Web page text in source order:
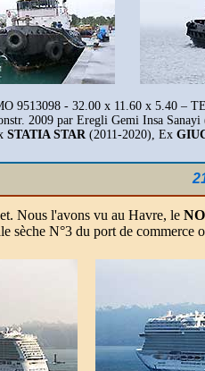
9513098 - 32.00 x 11.60 x 5.40 –
2009 par Eregli Gemi Insa
STATIA STAR(2011-2020), Ex
Nous l'avons vu au Havre, le
sèche N°3 du port de